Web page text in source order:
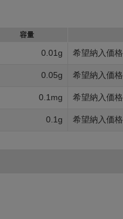
容量
0.01g 希望納入価格
0.05g 希望納入価格
0.1mg 希望納入価格
0.1g 希望納入価格